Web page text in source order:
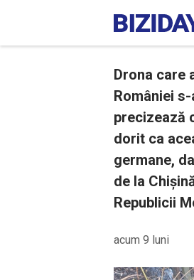
Drona care
României
precizează
dorit ca
germane,
de la
Republicii
acum 9 luni